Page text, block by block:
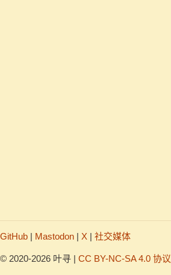
GitHub | Mastodon | X | 社交媒体
© 2020-2026 叶寻 | CC BY-NC-SA 4.0 协议